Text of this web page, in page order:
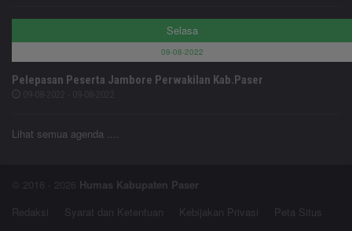
Selasa
09-08-2022
Pelepasan Peserta Jambore Perwakilan Kab.Paser
Lihat semua agenda ....
© 2016 - 2026 Humas Kabupaten Paser
Redaksi
Syarat dan Ketentuan Kebijakan Privasi Peta Situs